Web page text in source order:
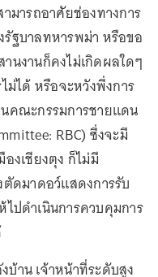
มารถอาศัยช่องทางการ
ฐบาลทหารพม่า หรือขอ
นงานก็คงไม่เกิดผลใดๆ
ม่ได้ หรือจะหวังพึ่งการ
คณะกรรมการชายแดน
RBC) ซึ่งจะมี
งเชียงตุง ก็ไม่มี
ดมาดอว์แสดงการรับ
ปดำเนินการควบคุมการ
าน เจ้าหน้าที่ระดับสูง